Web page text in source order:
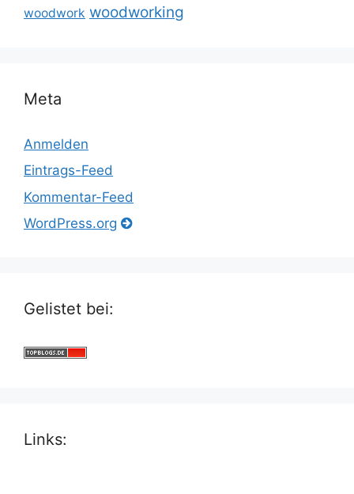
woodwork woodworking
Meta
Anmelden
Eintrags-Feed
Kommentar-Feed
WordPress.org
Gelistet bei:
Links: